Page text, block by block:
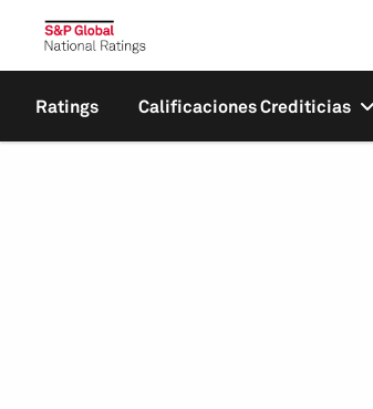
Ratings Calificaciones Crediticias